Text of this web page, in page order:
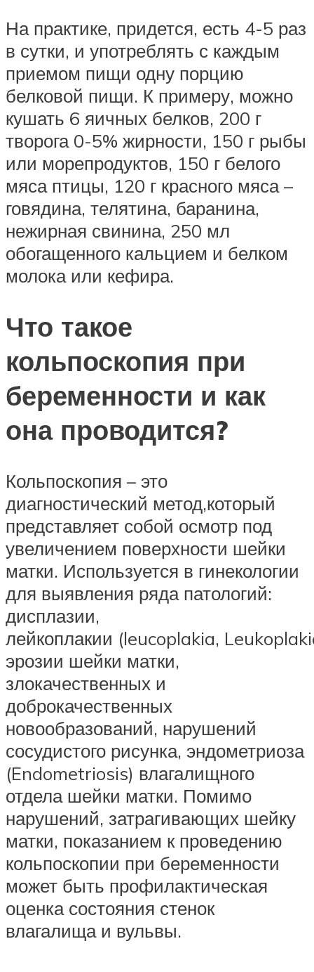
На практике, придется, есть 4-5 раз
в сутки, и употреблять с каждым
приемом пищи одну порцию
белковой пищи. К примеру, можно
кушать 6 яичных белков, 200 г
творога 0-5% жирности, 150 г рыбы
или морепродуктов, 150 г белого
мяса птицы, 120 г красного мяса –
говядина, телятина, баранина,
нежирная свинина, 250 мл
обогащенного кальцием и белком
молока или кефира.
Что такое
кольпоскопия при
беременности и как
она проводится?
Кольпоскопия – это
диагностический метод,который
представляет собой осмотр под
увеличением поверхности шейки
матки. Используется в гинекологии
для выявления ряда патологий:
дисплазии,
лейкоплакии (leucoplakia,
эрозии шейки матки,
злокачественных и
доброкачественных
новообразований, нарушений
сосудистого рисунка, эндометриоза
(Endometriosis) влагалищного
отдела шейки матки. Помимо
нарушений, затрагивающих шейку
матки, показанием к проведению
кольпоскопии при беременности
может быть профилактическая
оценка состояния стенок
влагалища и вульвы.